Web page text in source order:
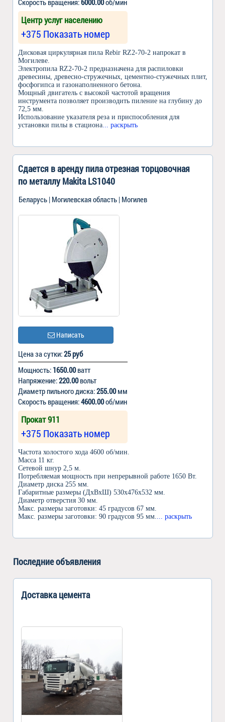
Центр услуг населению
+375 Показать номер
Дисковая циркулярная пила Rebir RZ2-70-2 напрокат в
Могилеве.
Электропила RZ2-70-2 предназначена для распиловки
древесины, древесно-стружечных, цементно-стужечных плит,
фосфогипса и газонаполненного бетона.
Мощный двигатель с высокой частотой вращения
инструмента позволяет производить пиление на глубину до
72,5 мм.
Использование указателя реза и приспособления для
установки пилы в стациона ... раскрыть
Сдается в аренду пила отрезная торцовочная
по металлу Makita LS1040
Беларусь | Могилевская область | Могилев
Написать
Цена за сутки:25 руб
Мощность: 1650.00ватт
Напряжение:220.00вольт
Диаметр пильного диска:255.00мм
Скорость вращения:4600.00об/мин
Прокат 911
+375 Показать номер
Частота холостого хода 4600 об/мин.
Масса 11 кг.
Сетевой шнур 2,5 м.
Потребляемая мощность при непрерывной работе 1650 Вт.
Диаметр диска 255 мм.
Габаритные размеры (ДхВхШ) 530x476x532 мм.
Диаметр отверстия 30 мм.
Макс. размеры заготовки: 45 градусов 67 мм.
Макс. размеры заготовки: 90 градусов 95 мм.
... раскрыть
Последние объявления
Доставка цемента